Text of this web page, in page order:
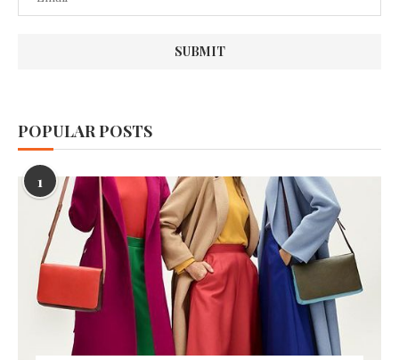
POPULAR POSTS
1